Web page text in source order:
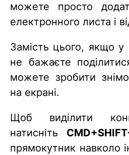
можете просто
електронного листа і
Замість цього, якщо у
не бажаєте
можете зробити
на екрані.
Щоб виділити
натисніть
прямокутник навколо